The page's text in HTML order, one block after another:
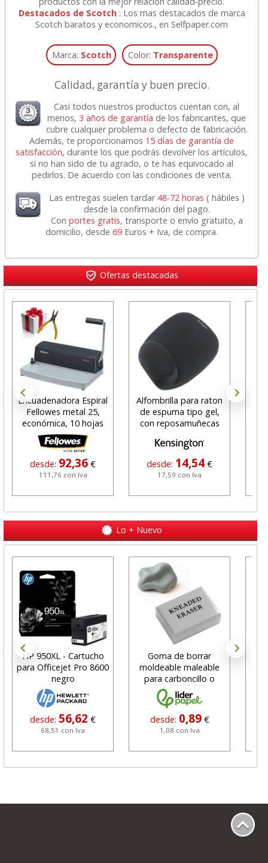
Destacados de Scotch: Los mas destacados de marca
Scotch baratos y economicos., en Selfpaper.com
Marca: Scotch Color: Transparente
Calidad, garantía y buen precio.
Casi todos nuestros productos cuentan con, al
menos,3 años de garantía de los fabricantes, que
cubre cualquier problema o defecto de fabricación.
Además, te proporcionamos 15 días de garantía de
satisfacción, durante los que podrás devolver los artículos,
si no han sido de tu agrado, o te has equivocado al
pedirlos. De acuerdo con las condiciones de venta.
Las entregas suelen tardar 48-72 horas ( hábiles )
desde la confirmación del pago.
Con portes gratis, transporte o envío gratuito, a
domicilio, desde69 Euros + Iva, de compra.
Ofertas destacadas
Encuadenadora Espiral
Fellowes metal 25,
económica, 10 hojas
desde: 92,36 €
111,76 con Iva
Alfombrilla para raton
de espuma tipo gel,
con reposamuñecas
desde: 14,54 €
17,59 con Iva
Lo + Nuevo
HP 950XL - Cartucho
para Officejet Pro 8600
negro
desde: 56,62 €
68,51 con Iva
Goma de borrar
moldeable maleable
para carboncillo o
grafito
desde: 0,89 €
1,08 con Iva